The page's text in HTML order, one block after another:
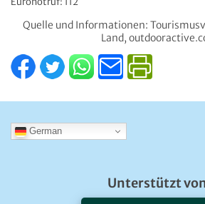
Quelle und Informationen:
Land,
German
Unterstützt